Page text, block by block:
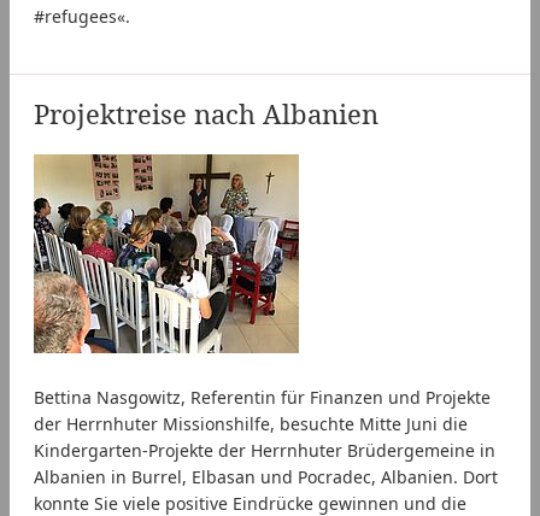
#refugees«.
Projektreise nach Albanien
Bettina Nasgowitz, Referentin für Finanzen und Projekte
der Herrnhuter Missionshilfe, besuchte Mitte Juni die
Kindergarten-Projekte der Herrnhuter Brüdergemeine in
Albanien in Burrel, Elbasan und Pocradec, Albanien. Dort
konnte Sie viele positive Eindrücke gewinnen und die